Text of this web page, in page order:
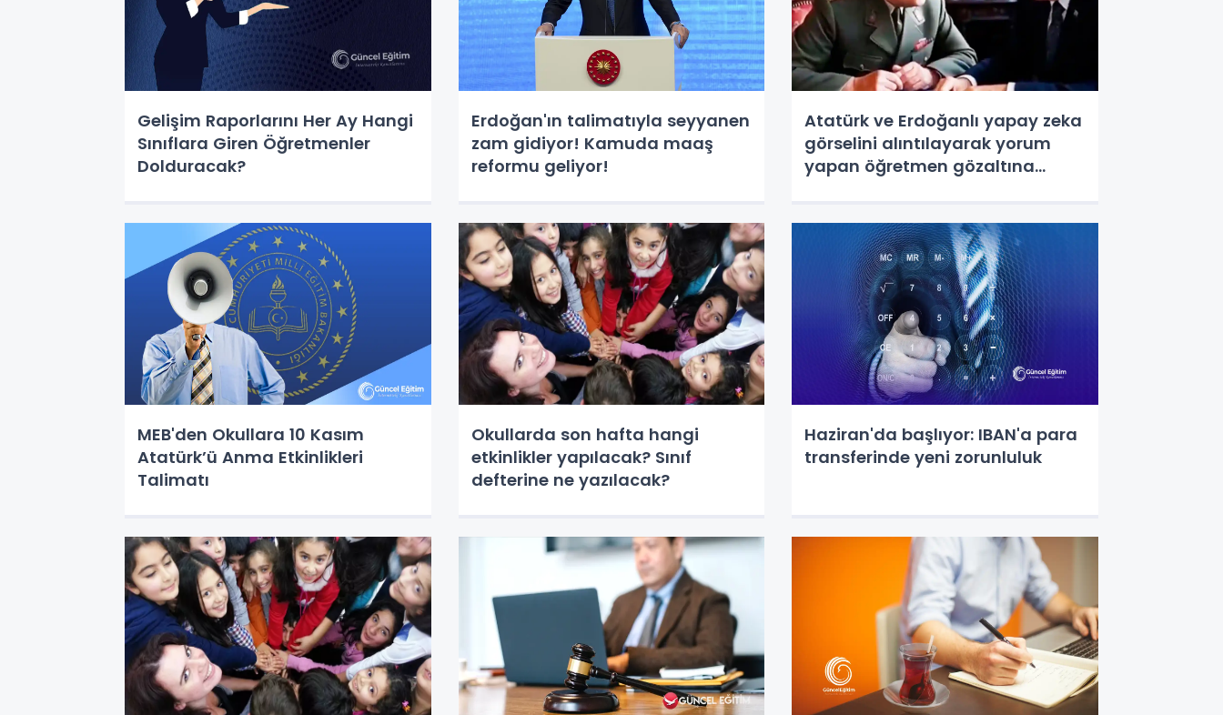
Gelişim Raporlarını Her Ay Hangi
Sınıflara Giren Öğretmenler
Dolduracak?
Erdoğan'ın talimatıyla seyyanen
zam gidiyor! Kamuda maaş
reformu geliyor!
Atatürk ve Erdoğanlı yapay zeka
görselini alıntılayarak yorum
yapan öğretmen gözaltına
MEB'den Okullara 10 Kasım
Atatürk’ü Anma Etkinlikleri
Talimatı
Okullarda son hafta hangi
etkinlikler yapılacak? Sınıf
defterine ne yazılacak?
Haziran'da başlıyor: IBAN'a para
transferinde yeni zorunluluk